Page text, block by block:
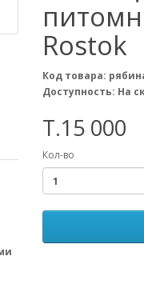
Rostok
Код товара:
Доступность: На
T.15 000
Кол-во